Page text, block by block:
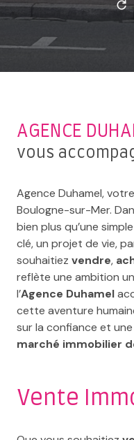
AGENCE
vous
Agence Duhamel,
Boulogne-sur-Mer.
bien plus qu’une
clé, un projet de vie,
souhaitiez vendre,
reflète une ambition
l’Agence Duhamel
cette aventure
sur la confiance et
marché immobilier
Vente